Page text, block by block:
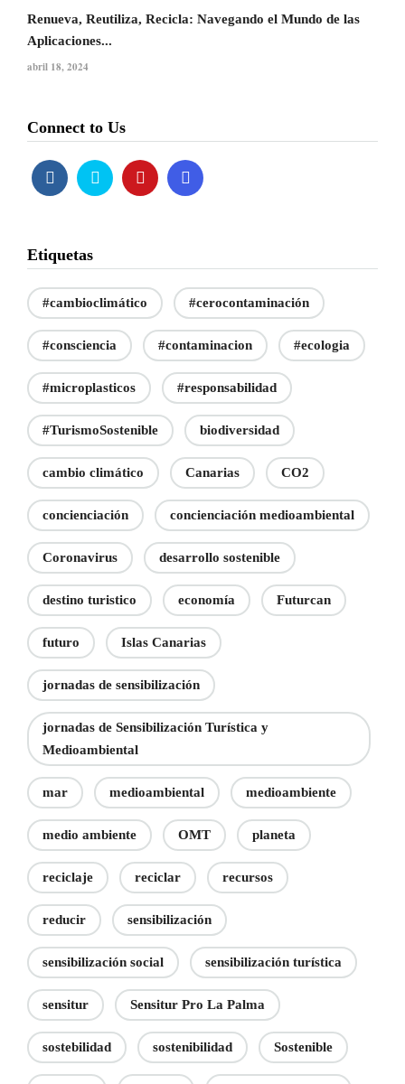
Renueva, Reutiliza, Recicla: Navegando el Mundo de las
Aplicaciones...
abril 18, 2024
Connect to Us
Etiquetas
#cambioclimático #cerocontaminación
#consciencia #contaminacion #ecologia
#microplasticos #responsabilidad
#TurismoSostenible biodiversidad
cambio climático Canarias CO2
concienciación concienciación medioambiental
Coronavirus desarrollo sostenible
destino turistico economía Futurcan
futuro Islas Canarias
jornadas de sensibilización
jornadas de Sensibilización Turística y
Medioambiental
mar medioambiental medioambiente
medio ambiente OMT planeta
reciclaje reciclar recursos
reducir sensibilización
sensibilización social sensibilización turística
sensitur Sensitur Pro La Palma
sostebilidad sostenibilidad Sostenible